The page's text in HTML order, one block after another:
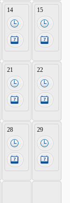
14 15
21 22
28 29